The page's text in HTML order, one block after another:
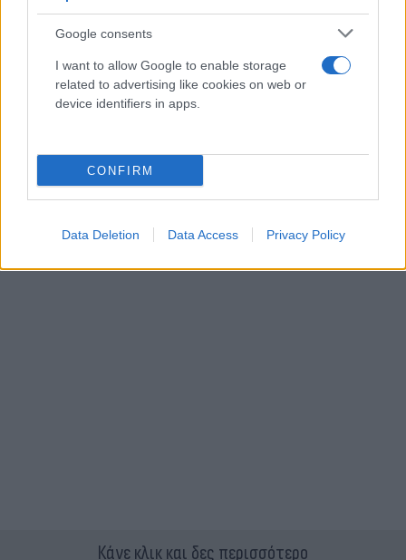
Google consents
I want to allow Google to enable storage
related to advertising like cookies on web or
device identifiers in apps.
CONFIRM
Data Deletion Data Access Privacy Policy
Κάνε κλικ και δες περισσότερο